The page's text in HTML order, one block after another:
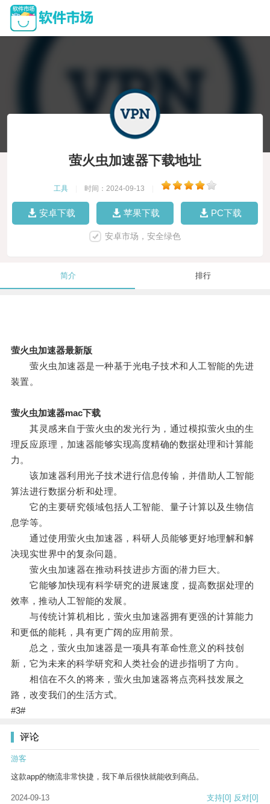
萤火虫加速器下载地址
工具 时间：2024-09-13
安卓下载 苹果下载 PC下载
安卓市场，安全绿色
简介 排行
萤火虫加速器最新版
萤火虫加速器是一种基于光电子技术和人工智能的先进
装置。
萤火虫加速器mac下载
其灵感来自于萤火虫的发光行为，通过模拟萤火虫的生
理反应原理，加速器能够实现高度精确的数据处理和计算能
力。
该加速器利用光子技术进行信息传输，并借助人工智能
算法进行数据分析和处理。
它的主要研究领域包括人工智能、量子计算以及生物信
息学等。
通过使用萤火虫加速器，科研人员能够更好地理解和解
决现实世界中的复杂问题。
萤火虫加速器在推动科技进步方面的潜力巨大。
它能够加快现有科学研究的进展速度，提高数据处理的
效率，推动人工智能的发展。
与传统计算机相比，萤火虫加速器拥有更强的计算能力
和更低的能耗，具有更广阔的应用前景。
总之，萤火虫加速器是一项具有革命性意义的科技创
新，它为未来的科学研究和人类社会的进步指明了方向。
相信在不久的将来，萤火虫加速器将点亮科技发展之
路，改变我们的生活方式。
#3#
评论
游客
这款app的物流非常快捷，我下单后很快就能收到商品。
2024-09-13 支持[0] 反对[0]